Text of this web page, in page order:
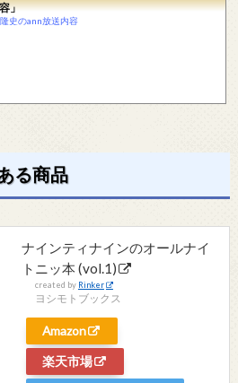
」
史のann放送内容
る商品
ナインティナインのオールナイ
トニッ本 (vol.1)
created by Rinker
ヨシモトブックス
Amazon
楽天市場